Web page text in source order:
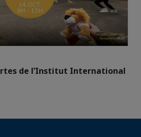
de l’Institut International